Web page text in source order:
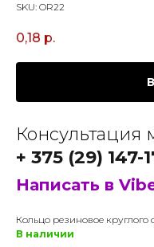
SKU: OR22
0,18 р.
Консультация
+ 375 (29) 147-
Написать в
Кольцо резиновое круглого
В наличии